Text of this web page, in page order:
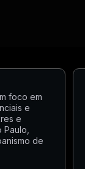
foco em
e
e
de